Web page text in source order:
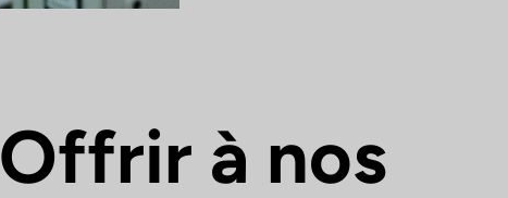
Offrir à nos